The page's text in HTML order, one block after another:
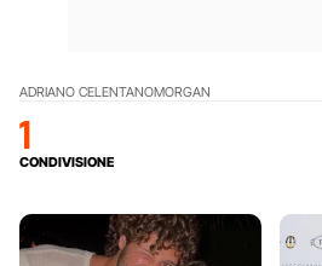
ADRIANO CELENTANOMORGAN
1
CONDIVISIONE